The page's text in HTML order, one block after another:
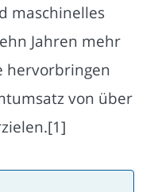
maschinelles
Jahren mehr
hervorbringen
von über